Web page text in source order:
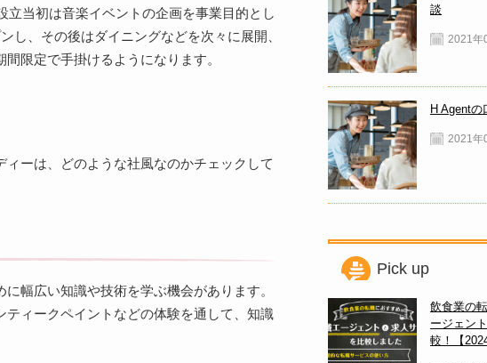
当初は音楽イベントの企画を事業目的とし
し、その後はダイニングなどを次々に展開、
限定で手掛けるようになります。
ーは、どのような社風なのかチェックして
幅広い知識や技術を学ぶ機会があります。
ィークペイントなどの体験を通して、知識
談
2021年
H Agent
2021年
Pick up
飲食業の
ージェン
較！【